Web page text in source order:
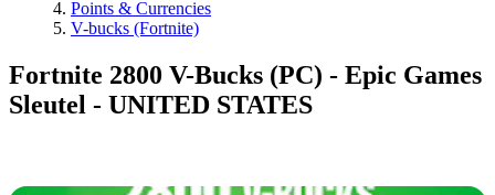
Points & Currencies
V-bucks (Fortnite)
Fortnite 2800 V-Bucks (PC) - Epic Games
Sleutel - UNITED STATES